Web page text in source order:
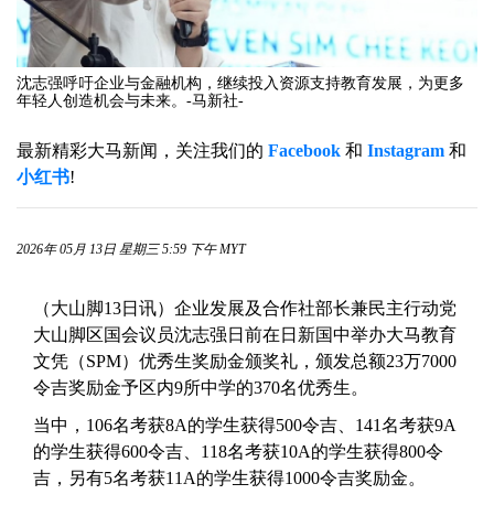
沈志强呼吁企业与金融机构，继续投入资源支持教育发展，为更多
年轻人创造机会与未来。-马新社-
最新精彩大马新闻，关注我们的 Facebook 和 Instagram 和
小红书!
2026年 05月 13日 星期三 5:59 下午 MYT
（大山脚13日讯）企业发展及合作社部长兼民主行动党
大山脚区国会议员沈志强日前在日新国中举办大马教育
文凭（SPM）优秀生奖励金颁奖礼，颁发总额23万7000
令吉奖励金予区内9所中学的370名优秀生。
当中，106名考获8A的学生获得500令吉、141名考获9A
的学生获得600令吉、118名考获10A的学生获得800令
吉，另有5名考获11A的学生获得1000令吉奖励金。